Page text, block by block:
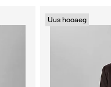
Uus hooaeg